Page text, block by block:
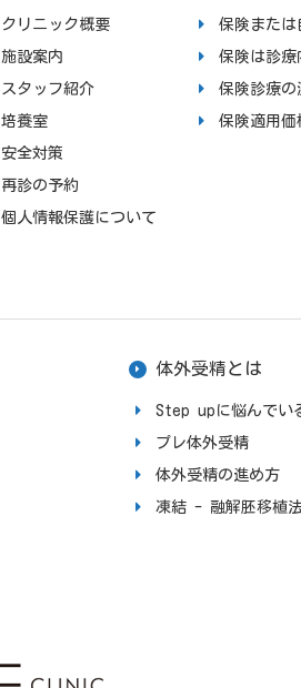
クリニック概要
施設案内
スタッフ紹介
培養室
安全対策
再診の予約
個人情報保護について
保険または
保険は診療
保険診療の
保険適用価
体外受精とは
Step upに悩んでい
プレ体外受精
体外受精の進め方
凍結 - 融解胚移植